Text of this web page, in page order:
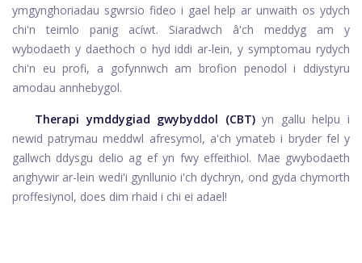
ymgynghoriadau sgwrsio fideo i gael help ar unwaith os ydych
chi'n teimlo panig acíwt. Siaradwch â'ch meddyg am y
wybodaeth y daethoch o hyd iddi ar-lein, y symptomau rydych
chi'n eu profi, a gofynnwch am brofion penodol i ddiystyru
amodau annhebygol.
Therapi ymddygiad gwybyddol (CBT) yn gallu helpu i
newid patrymau meddwl afresymol, a'ch ymateb i bryder fel y
gallwch ddysgu delio ag ef yn fwy effeithiol. Mae gwybodaeth
anghywir ar-lein wedi'i gynllunio i'ch dychryn, ond gyda chymorth
proffesiynol, does dim rhaid i chi ei adael!